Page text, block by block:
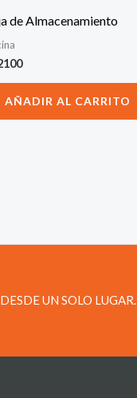
de Almacenamiento
AÑADIR AL CARRITO
UN SOLO LUGAR.